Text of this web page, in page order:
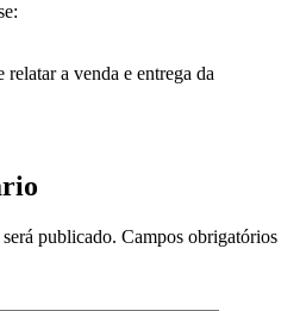
relatar a venda e entrega da
publicado. Campos obrigatórios